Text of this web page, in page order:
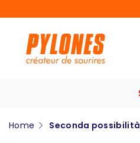
Home Seconda possibilità